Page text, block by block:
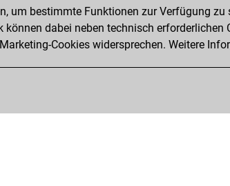
You achieved an Elo of 1719 in
um bestimmte Funktionen zur Verfügung
dabei neben technisch
Cookies widersprechen. Weitere